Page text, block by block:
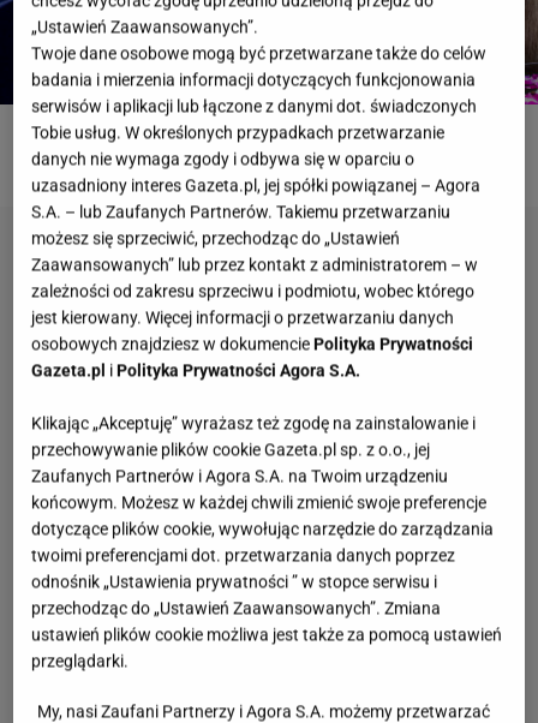
ROZWIĄŻ QUIZ
„Ustawień Zaawansowanych”.
Twoje dane osobowe mogą być przetwarzane także do celów
badania i mierzenia informacji dotyczących funkcjonowania
serwisów i aplikacji lub łączone z danymi dot. świadczonych
Tobie usług. W określonych przypadkach przetwarzanie
danych nie wymaga zgody i odbywa się w oparciu o
uzasadniony interes Gazeta.pl, jej spółki powiązanej – Agora
S.A. – lub Zaufanych Partnerów. Takiemu przetwarzaniu
możesz się sprzeciwić, przechodząc do „Ustawień
Zaawansowanych” lub przez kontakt z administratorem – w
zależności od zakresu sprzeciwu i podmiotu, wobec którego
jest kierowany. Więcej informacji o przetwarzaniu danych
osobowych znajdziesz w dokumenciePolityka Prywatności
Gazeta.pl iPolityka Prywatności Agora S.A.
Klikając „Akceptuję” wyrażasz też zgodę na zainstalowanie i
przechowywanie plików cookie Gazeta.pl sp. z o.o., jej
Zaufanych Partnerów i Agora S.A. na Twoim urządzeniu
końcowym. Możesz w każdej chwili zmienić swoje preferencje
dotyczące plików cookie, wywołując narzędzie do zarządzania
twoimi preferencjami dot. przetwarzania danych poprzez
odnośnik „Ustawienia prywatności ” w stopce serwisu i
przechodząc do „Ustawień Zaawansowanych”. Zmiana
ustawień plików cookie możliwa jest także za pomocą ustawień
przeglądarki.
My, nasi Zaufani Partnerzy i Agora S.A. możemy przetwarzać